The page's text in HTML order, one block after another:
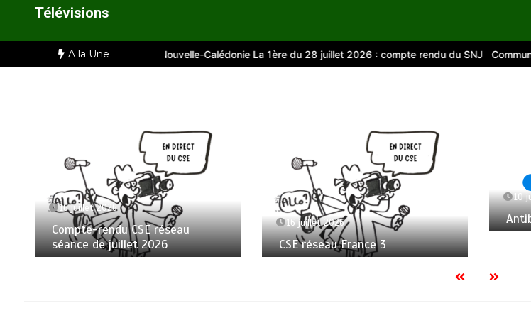
Télévisions
A la Une
Comité d’entreprise de Nouvelle-Calédonie La 1ère du 28 juillet 2026 : compte rendu du SNJ Communiqué
16 juillet 2026
Compte-rendu CSE réseau
séance de juillet 2026
16 juillet 2026
CSE réseau France 3
10